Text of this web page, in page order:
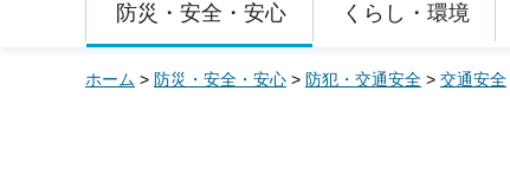
防災・安全・安心 くらし・環境
ホーム > 防災・安全・安心 > 防犯・交通安全 > 交通安全